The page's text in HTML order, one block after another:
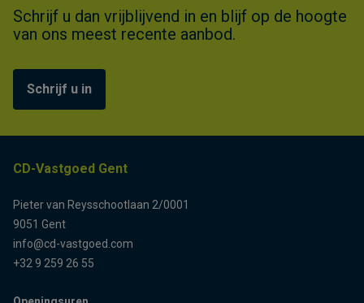
Schrijf u dan vrijblijvend in en blijf op de hoogte
van ons meest recente aanbod.
Schrijf u in
CD-Vastgoed Gent
Pieter van Reysschootlaan 2/0001
9051 Gent
info@cd-vastgoed.com
+32 9 259 26 55